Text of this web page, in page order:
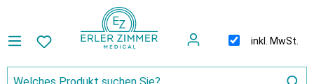
inkl. MwSt.